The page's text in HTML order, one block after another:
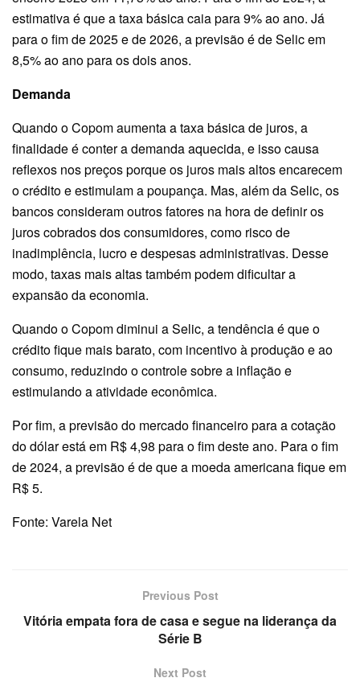
estimativa é que a taxa básica caia para 9% ao ano. Já
para o fim de 2025 e de 2026, a previsão é de Selic em
8,5% ao ano para os dois anos.
Demanda
Quando o Copom aumenta a taxa básica de juros, a
finalidade é conter a demanda aquecida, e isso causa
reflexos nos preços porque os juros mais altos encarecem
o crédito e estimulam a poupança. Mas, além da Selic, os
bancos consideram outros fatores na hora de definir os
juros cobrados dos consumidores, como risco de
inadimplência, lucro e despesas administrativas. Desse
modo, taxas mais altas também podem dificultar a
expansão da economia.
Quando o Copom diminui a Selic, a tendência é que o
crédito fique mais barato, com incentivo à produção e ao
consumo, reduzindo o controle sobre a inflação e
estimulando a atividade econômica.
Por fim, a previsão do mercado financeiro para a cotação
do dólar está em R$ 4,98 para o fim deste ano. Para o fim
de 2024, a previsão é de que a moeda americana fique em
R$ 5.
Fonte: Varela Net
Previous Post
Vitória empata fora de casa e segue na liderança da
Série B
Next Post